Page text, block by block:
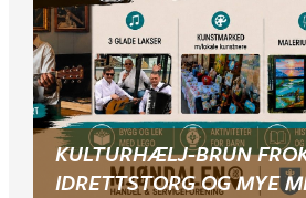
KULTURHÆLJ-BRUN
IDRETTSTORG OG MYE